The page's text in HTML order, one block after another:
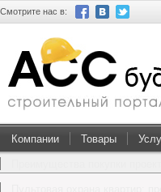
Смотрите нас в:
Компании Товары